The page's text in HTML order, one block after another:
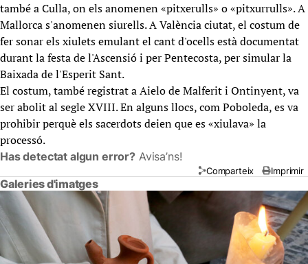
també a Culla, on els anomenen «pitxerulls» o «pitxurrulls». A
Mallorca s'anomenen siurells. A València ciutat, el costum de
fer sonar els xiulets emulant el cant d'ocells està documentat
durant la festa de l'Ascensió i per Pentecosta, per simular la
Baixada de l'Esperit Sant.
El costum, també registrat a Aielo de Malferit i Ontinyent, va
ser abolit al segle XVIII. En alguns llocs, com Poboleda, es va
prohibir perquè els sacerdots deien que es «xiulava» la
processó.
Has detectat algun error? Avisa’ns!
Comparteix Imprimir
Galeries d'imatges